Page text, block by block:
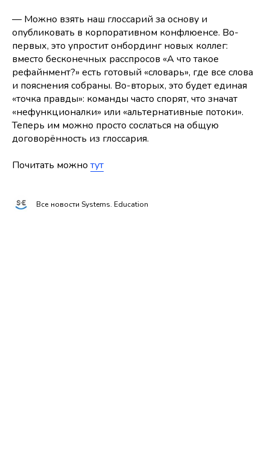
— Можно взять наш глоссарий за основу и
опубликовать в корпоративном конфлюенсе. Во-
первых, это упростит онбординг новых коллег:
вместо бесконечных расспросов «А что такое
рефайнмент?» есть готовый «словарь», где все слова
и пояснения собраны. Во-вторых, это будет единая
«точка правды»: команды часто спорят, что значат
«нефункционалки» или «альтернативные потоки».
Теперь им можно просто сослаться на общую
договорённость из глоссария.
Почитать можно тут
Все новости Systems. Education